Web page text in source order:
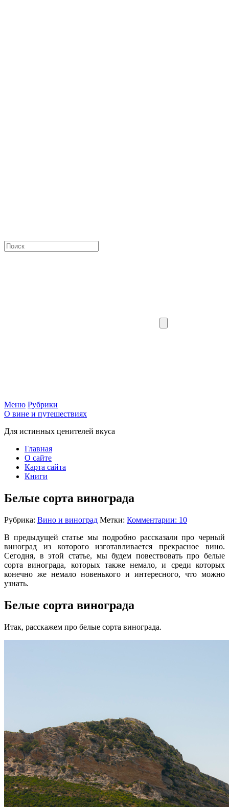
Меню Рубрики
О вине и путешествиях
Для истинных ценителей вкуса
Главная
О сайте
Карта сайта
Книги
Белые сорта винограда
Рубрика: Вино и виноград Метки: Комментарии: 10
В предыдущей статье мы подробно рассказали про черный
виноград из которого изготавливается прекрасное вино.
Сегодня, в этой статье, мы будем повествовать про белые
сорта винограда, которых также немало, и среди которых
конечно же немало новенького и интересного, что можно
узнать.
Белые сорта винограда
Итак, расскажем про белые сорта винограда.